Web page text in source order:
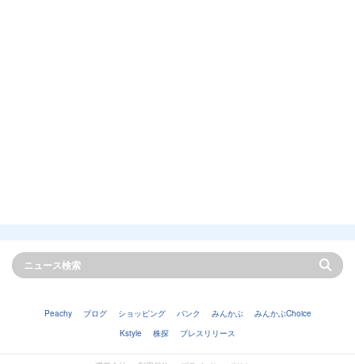
Peachy ブログ ショッピング バンク みんかぶ
みんかぶChoice
Kstyle
株探 プレスリリース